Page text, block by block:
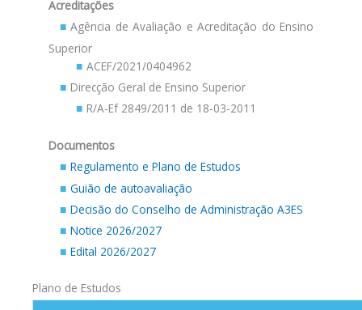
Acreditações
Agência de Avaliação e Acreditação do Ensino
Superior
ACEF/2021/0404962
Direcção Geral de Ensino Superior
R/A-Ef 2849/2011 de 18-03-2011
Documentos
Regulamento e Plano de Estudos
Guião de autoavaliação
Decisão do Conselho de Administração A3ES
Notice 2026/2027
Edital 2026/2027
Plano de Estudos